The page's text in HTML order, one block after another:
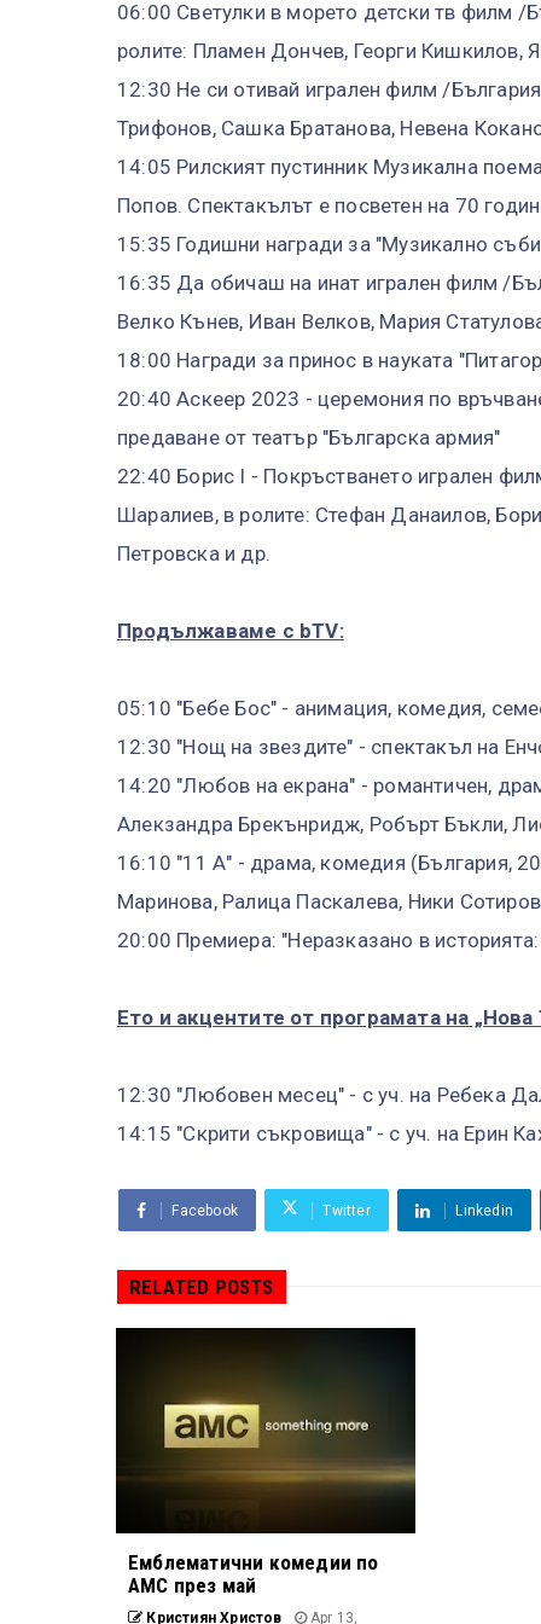
06:00 Светулки в морето детски тв филм /
ролите: Пламен Дончев, Георги Кишкилов,
12:30 Не си отивай игрален филм /
Трифонов, Сашка Братанова, Невена
14:05 Рилският пустинник Музикална
Попов. Спектакълът е посветен на 70
15:35 Годишни награди за "Музикално
16:35 Да обичаш на инат игрален филм /
Велко Кънев, Иван Велков, Мария
18:00 Награди за принос в науката
20:40 Аскеер 2023 - церемония по
предаване от театър "Българска армия"
22:40 Борис I - Покръстването игрален
Шаралиев, в ролите: Стефан Данаилов,
Петровска и др.
Продължаваме с bTV:
05:10 "Бебе Бос" - анимация, комедия,
12:30 "Нощ на звездите" - спектакъл на
14:20 "Любов на екрана" - романтичен,
Алекзандра Брекънридж, Робърт Бъкли,
16:10 "11 А" - драма, комедия (България,
Маринова, Ралица Паскалева, Ники
20:00 Премиера: "Неразказано в
Ето и акцентите от програмата на „Нова
12:30 "Любовен месец" - с уч. на Ребека
14:15 "Скрити съкровища" - с уч. на Ерин
Facebook Twitter Linkedin
RELATED POSTS
Емблематични комедии по
AMC през май
Кристиян Христов Apr 13,